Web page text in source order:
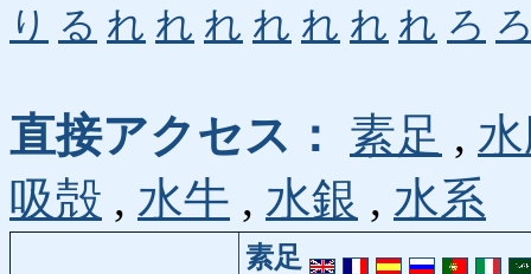
り る れ れ れ れ れ れ れ ろ
直接アクセス： 素足 ,
吸殻 , 水牛 , 水銀 , 水系
素足